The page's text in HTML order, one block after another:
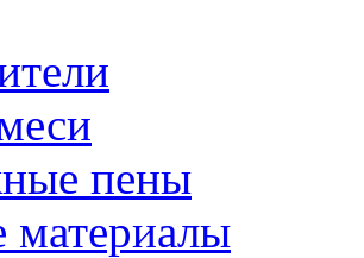
пены
материалы